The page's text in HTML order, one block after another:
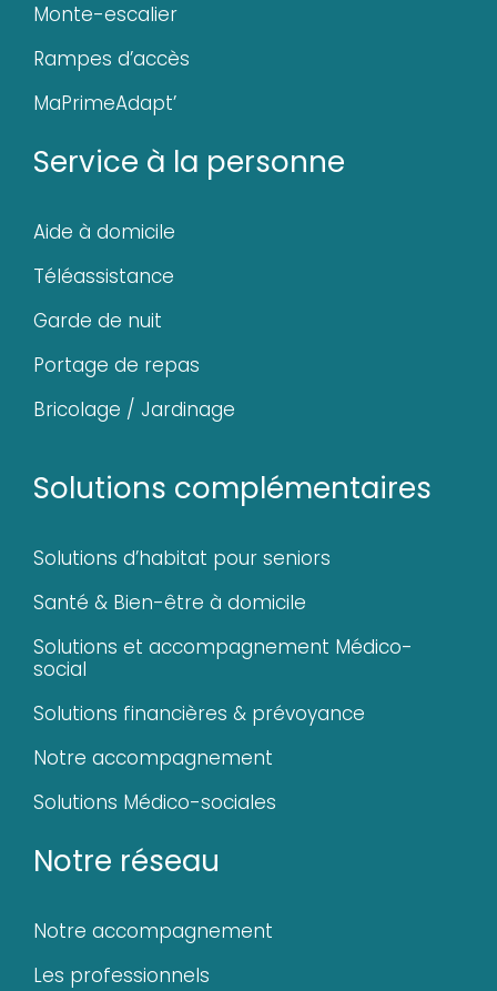
Monte-escalier
Rampes d’accès
MaPrimeAdapt’
Service à la personne
Aide à domicile
Téléassistance
Garde de nuit
Portage de repas
Bricolage / Jardinage
Solutions complémentaires
Solutions d’habitat pour seniors
Santé & Bien-être à domicile
Solutions et accompagnement Médico-
social
Solutions financières & prévoyance
Notre accompagnement
Solutions Médico-sociales
Notre réseau
Notre accompagnement
Les professionnels